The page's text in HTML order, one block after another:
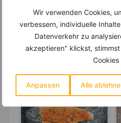
Wir verwenden Cookies,
verbessern, individuelle
Datenverkehr zu
akzeptieren" klickst,
Cookies
Anpassen Alle
Erfahre mehr
dieses Rezepts